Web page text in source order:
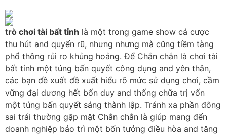
trò chơi tài bất tỉnh là một trong game show cá cược
thu hút and quyến rũ, nhưng nhưng mà cũng tiềm tàng
phổ thông rủi ro khủng hoảng. Để Chắn chắn là chơi tài
bất tỉnh một túng bấn quyết công dụng and yên thân,
các bạn đề xuất đề xuất hiểu rõ mức sử dụng chơi, cầm
vững đại dương hết bốn duy and thống chữa trị vốn
một túng bấn quyết sáng thành lập. Tránh xa phần đông
sai trái thường gặp mặt Chắn chắn là giúp mang đến
doanh nghiệp bảo trì một bốn tưởng điều hòa and tăng